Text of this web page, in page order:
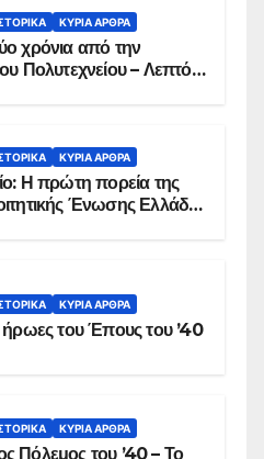
ΚΥΡΙΑ ΑΡΘΡΑ
χρόνια από την
Πολυτεχνείου – Λεπτό
ΚΥΡΙΑ ΑΡΘΡΑ
Η πρώτη πορεία της
Ένωσης Ελλάδος
ΚΥΡΙΑ ΑΡΘΡΑ
ήρωες του Έπους του ’40
ΚΥΡΙΑ ΑΡΘΡΑ
Πόλεμος του ’40 – Το